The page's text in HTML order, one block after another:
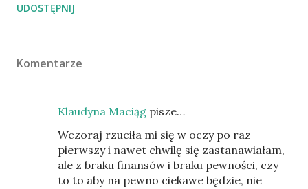
UDOSTĘPNIJ
Komentarze
Klaudyna Maciąg pisze…
Wczoraj rzuciła mi się w oczy po raz
pierwszy i nawet chwilę się zastanawiałam,
ale z braku finansów i braku pewności, czy
to to aby na pewno ciekawe będzie, nie